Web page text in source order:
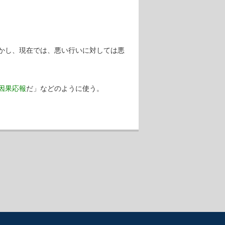
し、現在では、悪い行いに対しては悪
果応報だ」などのように使う。